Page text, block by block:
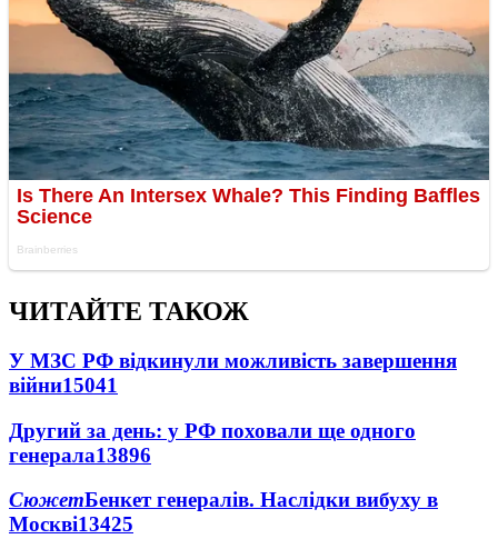
ЧИТАЙТЕ ТАКОЖ
У МЗС РФ відкинули можливість завершення
війни15041
Другий за день: у РФ поховали ще одного
генерала13896
СюжетБенкет генералів. Наслідки вибуху в
Москві13425